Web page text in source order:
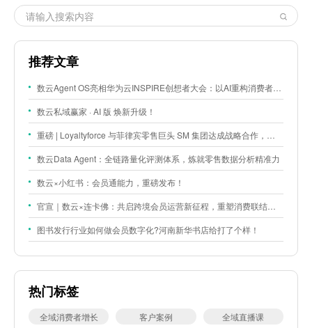
推荐文章
数云Agent OS亮相华为云INSPIRE创想者大会：以AI重构消费者运营与零售营销新范式
数云私域赢家 · AI 版 焕新升级！
重磅 | Loyaltyforce 与菲律宾零售巨头 SM 集团达成战略合作，携手开启 SMAC 会员数智化运营新征程
数云Data Agent：全链路量化评测体系，炼就零售数据分析精准力
数云×小红书：会员通能力，重磅发布！
官宣｜数云×连卡佛：共启跨境会员运营新征程，重塑消费联结新体验
图书发行行业如何做会员数字化?河南新华书店给打了个样！
热门标签
全域消费者增长 客户案例
全域直播课